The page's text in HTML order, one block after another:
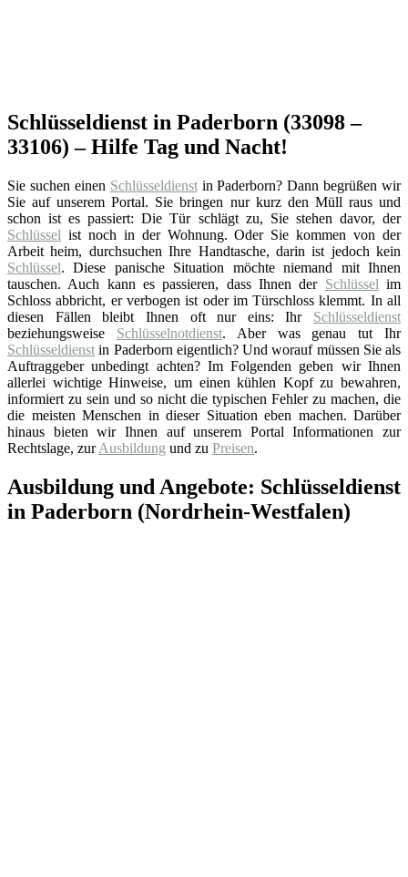
Schlüsseldienst in Paderborn (33098 –
33106) – Hilfe Tag und Nacht!
Sie suchen einen Schlüsseldienstin Paderborn? Dann begrüßen wir
Sie auf unserem Portal. Sie bringen nur kurz den Müll raus und
schon ist es passiert: Die Tür schlägt zu, Sie stehen davor, der
Schlüssel ist noch in der Wohnung. Oder Sie kommen von der
Arbeit heim, durchsuchen Ihre Handtasche, darin ist jedoch kein
Schlüssel. Diese panische Situation möchte niemand mit Ihnen
tauschen. Auch kann es passieren, dass Ihnen der Schlüssel im
Schloss abbricht, er verbogen ist oder im Türschloss klemmt. In all
diesen Fällen bleibt Ihnen oft nur eins: Ihr Schlüsseldienst
beziehungsweise Schlüsselnotdienst. Aber was genau tut Ihr
Schlüsseldienst in Paderborn eigentlich? Und worauf müssen Sie als
Auftraggeber unbedingt achten? Im Folgenden geben wir Ihnen
allerlei wichtige Hinweise, um einen kühlen Kopf zu bewahren,
informiert zu sein und so nicht die typischen Fehler zu machen, die
die meisten Menschen in dieser Situation eben machen. Darüber
hinaus bieten wir Ihnen auf unserem Portal Informationen zur
Rechtslage, zurAusbildung und zu Preisen.
Ausbildung und Angebote: Schlüsseldienst
in Paderborn (Nordrhein-Westfalen)